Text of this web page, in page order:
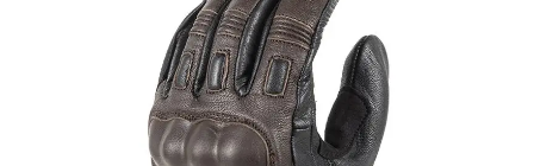
Guide d’achat